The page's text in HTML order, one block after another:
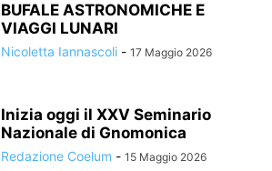
BUFALE ASTRONOMICHE E
VIAGGI LUNARI
Nicoletta Iannascoli - 17 Maggio 2026
Inizia oggi il XXV Seminario
Nazionale di Gnomonica
Redazione Coelum - 15 Maggio 2026